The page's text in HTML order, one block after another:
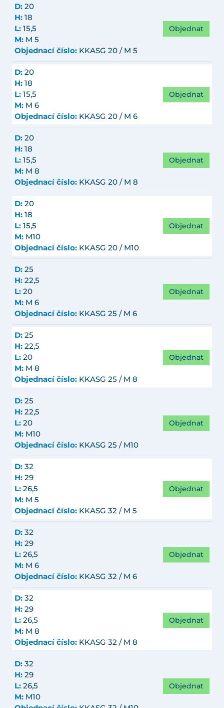
D: 20
H: 18
L: 15,5
M: M 5
Objednací číslo: KKASG 20 / M 5
Objednat
D: 20
H: 18
L: 15,5
M: M 6
Objednací číslo: KKASG 20 / M 6
Objednat
D: 20
H: 18
L: 15,5
M: M 8
Objednací číslo: KKASG 20 / M 8
Objednat
D: 20
H: 18
L: 15,5
M: M10
Objednací číslo: KKASG 20 / M10
Objednat
D: 25
H: 22,5
L: 20
M: M 6
Objednací číslo: KKASG 25 / M 6
Objednat
D: 25
H: 22,5
L: 20
M: M 8
Objednací číslo: KKASG 25 / M 8
Objednat
D: 25
H: 22,5
L: 20
M: M10
Objednací číslo: KKASG 25 / M10
Objednat
D: 32
H: 29
L: 26,5
M: M 5
Objednací číslo: KKASG 32 / M 5
Objednat
D: 32
H: 29
L: 26,5
M: M 6
Objednací číslo: KKASG 32 / M 6
Objednat
D: 32
H: 29
L: 26,5
M: M 8
Objednací číslo: KKASG 32 / M 8
Objednat
D: 32
H: 29
L: 26,5
M: M10
Objednat